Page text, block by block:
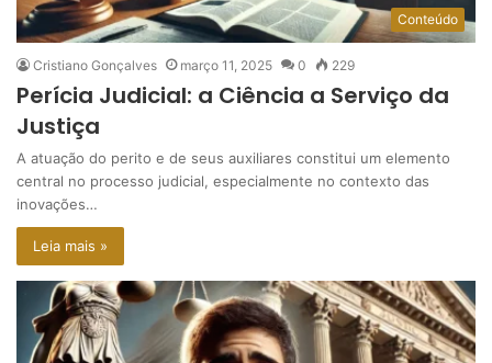
Conteúdo
Cristiano Gonçalves março 11, 2025 0 229
Perícia Judicial: a Ciência a Serviço da
Justiça
A atuação do perito e de seus auxiliares constitui um elemento
central no processo judicial, especialmente no contexto das
inovações…
Leia mais »